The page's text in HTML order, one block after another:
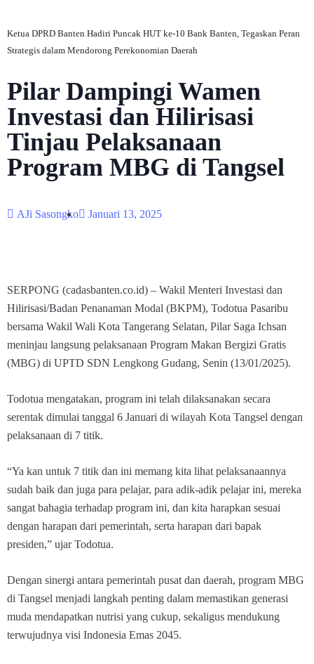
Ketua DPRD Banten Hadiri Puncak HUT ke-10 Bank Banten, Tegaskan Peran
Strategis dalam Mendorong Perekonomian Daerah
Pilar Dampingi Wamen
Investasi dan Hilirisasi
Tinjau Pelaksanaan
Program MBG di Tangsel
AJi Sasongko Januari 13, 2025
SERPONG (cadasbanten.co.id) – Wakil Menteri Investasi dan
Hilirisasi/Badan Penanaman Modal (BKPM), Todotua Pasaribu
bersama Wakil Wali Kota Tangerang Selatan, Pilar Saga Ichsan
meninjau langsung pelaksanaan Program Makan Bergizi Gratis
(MBG) di UPTD SDN Lengkong Gudang, Senin (13/01/2025).
Todotua mengatakan, program ini telah dilaksanakan secara
serentak dimulai tanggal 6 Januari di wilayah Kota Tangsel dengan
pelaksanaan di 7 titik.
“Ya kan untuk 7 titik dan ini memang kita lihat pelaksanaannya
sudah baik dan juga para pelajar, para adik-adik pelajar ini, mereka
sangat bahagia terhadap program ini, dan kita harapkan sesuai
dengan harapan dari pemerintah, serta harapan dari bapak
presiden,” ujar Todotua.
Dengan sinergi antara pemerintah pusat dan daerah, program MBG
di Tangsel menjadi langkah penting dalam memastikan generasi
muda mendapatkan nutrisi yang cukup, sekaligus mendukung
terwujudnya visi Indonesia Emas 2045.